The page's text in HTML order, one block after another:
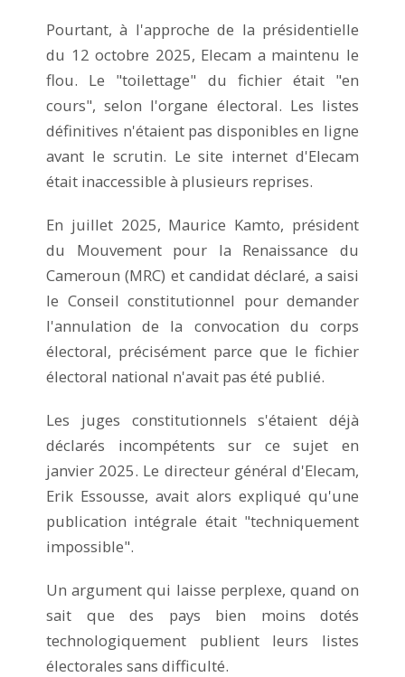
Pourtant, à l'approche de la présidentielle
du 12 octobre 2025, Elecam a maintenu le
flou. Le "toilettage" du fichier était "en
cours", selon l'organe électoral. Les listes
définitives n'étaient pas disponibles en ligne
avant le scrutin. Le site internet d'Elecam
était inaccessible à plusieurs reprises.
En juillet 2025, Maurice Kamto, président
du Mouvement pour la Renaissance du
Cameroun (MRC) et candidat déclaré, a saisi
le Conseil constitutionnel pour demander
l'annulation de la convocation du corps
électoral, précisément parce que le fichier
électoral national n'avait pas été publié.
Les juges constitutionnels s'étaient déjà
déclarés incompétents sur ce sujet en
janvier 2025. Le directeur général d'Elecam,
Erik Essousse, avait alors expliqué qu'une
publication intégrale était "techniquement
impossible".
Un argument qui laisse perplexe, quand on
sait que des pays bien moins dotés
technologiquement publient leurs listes
électorales sans difficulté.